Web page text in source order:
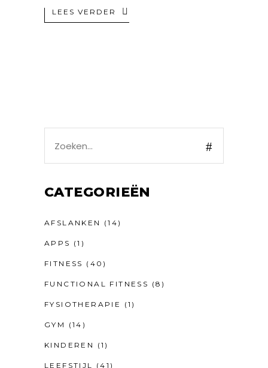
LEES VERDER
for:
CATEGORIEËN
AFSLANKEN (14)
APPS (1)
FITNESS (40)
FUNCTIONAL FITNESS (8)
FYSIOTHERAPIE (1)
GYM (14)
KINDEREN (1)
LEEFSTIJL (41)